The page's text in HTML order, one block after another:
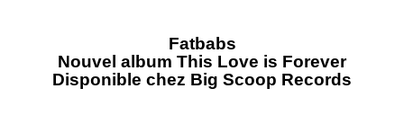
Fatbabs
Nouvel album This Love is Forever
Disponible chez Big Scoop Records